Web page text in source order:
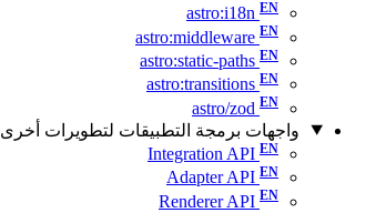
astro:i18n
astro:middleware
astro:static-paths
astro:transitions
astro/zod
واجهات برمجة التطبيقات لتطويرات أخرى
Integration API
Adapter API
Renderer API